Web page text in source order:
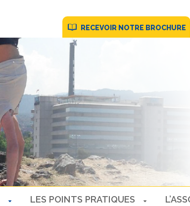
RECEVOIR NOTRE BROCHURE
LES POINTS PRATIQUES